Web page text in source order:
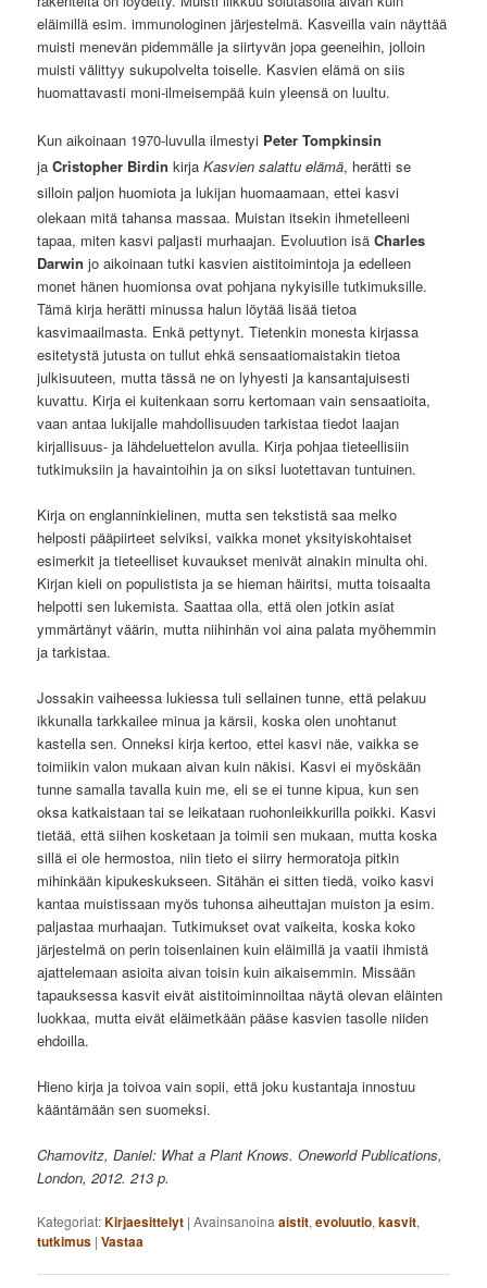
eläimillä esim. immunologinen järjestelmä. Kasveilla vain näyttää
muisti menevän pidemmälle ja siirtyvän jopa geeneihin, jolloin
muisti välittyy sukupolvelta toiselle. Kasvien elämä on siis
huomattavasti moni-ilmeisempää kuin yleensä on luultu.
Kun aikoinaan 1970-luvulla ilmestyi Peter Tompkinsin
jaCristopher Birdin kirjaKasvien salattu elämä, herätti se
silloin paljon huomiota ja lukijan huomaamaan, ettei kasvi
olekaan mitä tahansa massaa. Muistan itsekin ihmetelleeni
tapaa, miten kasvi paljasti murhaajan. Evoluution isäCharles
Darwin jo aikoinaan tutki kasvien aistitoimintoja ja edelleen
monet hänen huomionsa ovat pohjana nykyisille tutkimuksille.
Tämä kirja herätti minussa halun löytää lisää tietoa
kasvimaailmasta. Enkä pettynyt. Tietenkin monesta kirjassa
esitetystä jutusta on tullut ehkä sensaatiomaistakin tietoa
julkisuuteen, mutta tässä ne on lyhyesti ja kansantajuisesti
kuvattu. Kirja ei kuitenkaan sorru kertomaan vain sensaatioita,
vaan antaa lukijalle mahdollisuuden tarkistaa tiedot laajan
kirjallisuus- ja lähdeluettelon avulla. Kirja pohjaa tieteellisiin
tutkimuksiin ja havaintoihin ja on siksi luotettavan tuntuinen.
Kirja on englanninkielinen, mutta sen tekstistä saa melko
helposti pääpiirteet selviksi, vaikka monet yksityiskohtaiset
esimerkit ja tieteelliset kuvaukset menivät ainakin minulta ohi.
Kirjan kieli on populistista ja se hieman häiritsi, mutta toisaalta
helpotti sen lukemista. Saattaa olla, että olen jotkin asiat
ymmärtänyt väärin, mutta niihinhän voi aina palata myöhemmin
ja tarkistaa.
Jossakin vaiheessa lukiessa tuli sellainen tunne, että pelakuu
ikkunalla tarkkailee minua ja kärsii, koska olen unohtanut
kastella sen. Onneksi kirja kertoo, ettei kasvi näe, vaikka se
toimiikin valon mukaan aivan kuin näkisi. Kasvi ei myöskään
tunne samalla tavalla kuin me, eli se ei tunne kipua, kun sen
oksa katkaistaan tai se leikataan ruohonleikkurilla poikki. Kasvi
tietää, että siihen kosketaan ja toimii sen mukaan, mutta koska
sillä ei ole hermostoa, niin tieto ei siirry hermoratoja pitkin
mihinkään kipukeskukseen. Sitähän ei sitten tiedä, voiko kasvi
kantaa muistissaan myös tuhonsa aiheuttajan muiston ja esim.
paljastaa murhaajan. Tutkimukset ovat vaikeita, koska koko
järjestelmä on perin toisenlainen kuin eläimillä ja vaatii ihmistä
ajattelemaan asioita aivan toisin kuin aikaisemmin. Missään
tapauksessa kasvit eivät aistitoiminnoiltaa näytä olevan eläinten
luokkaa, mutta eivät eläimetkään pääse kasvien tasolle niiden
ehdoilla.
Hieno kirja ja toivoa vain sopii, että joku kustantaja innostuu
kääntämään sen suomeksi.
Chamovitz, Daniel: What a Plant Knows. Oneworld Publications,
London, 2012. 213 p.
Kategoriat:Kirjaesittelyt |Avainsanoina aistit,evoluutio,kasvit,
tutkimus |Vastaa